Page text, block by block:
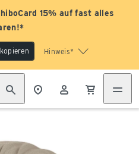
15% auf fast alles
Hinweis*